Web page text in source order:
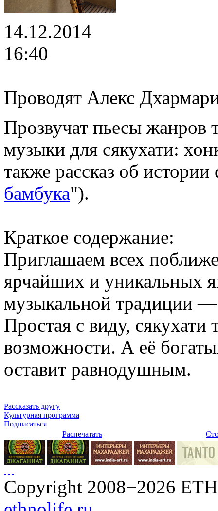
14.12.2014
16:40
Проводят Алекс
Прозвучат пьесы жанров
музыки для сякухати:
также рассказ об
бамбука").
Краткое содержание:
Приглашаем всех
ярчайших и уникальных
музыкальной традиции —
Простая с виду, сякухати
возможности. А её
оставит равнодушным.
Рассказать другу
Культурная программа
Подписаться
Распечатать
Copyright 2008−2026